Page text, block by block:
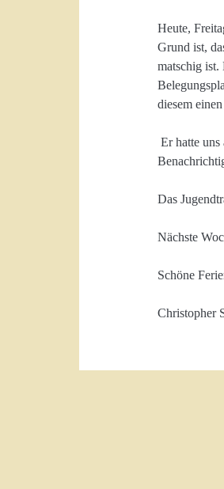
Heute,
Grund ist,
matschig ist.
diesem
Er hatte
Das
Nächste
Schöne
Christopher